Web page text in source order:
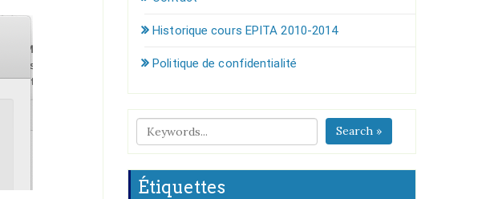
Historique cours EPITA 2010-2014
Politique de confidentialité
Search »
Étiquettes